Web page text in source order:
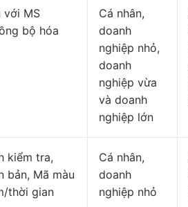
với MS
bộ hóa
Cá nhân,
doanh
nghiệp nhỏ,
doanh
nghiệp vừa
và doanh
nghiệp lớn
kiểm tra,
bản, Mã màu
thời gian
Cá nhân,
doanh
nghiệp nhỏ